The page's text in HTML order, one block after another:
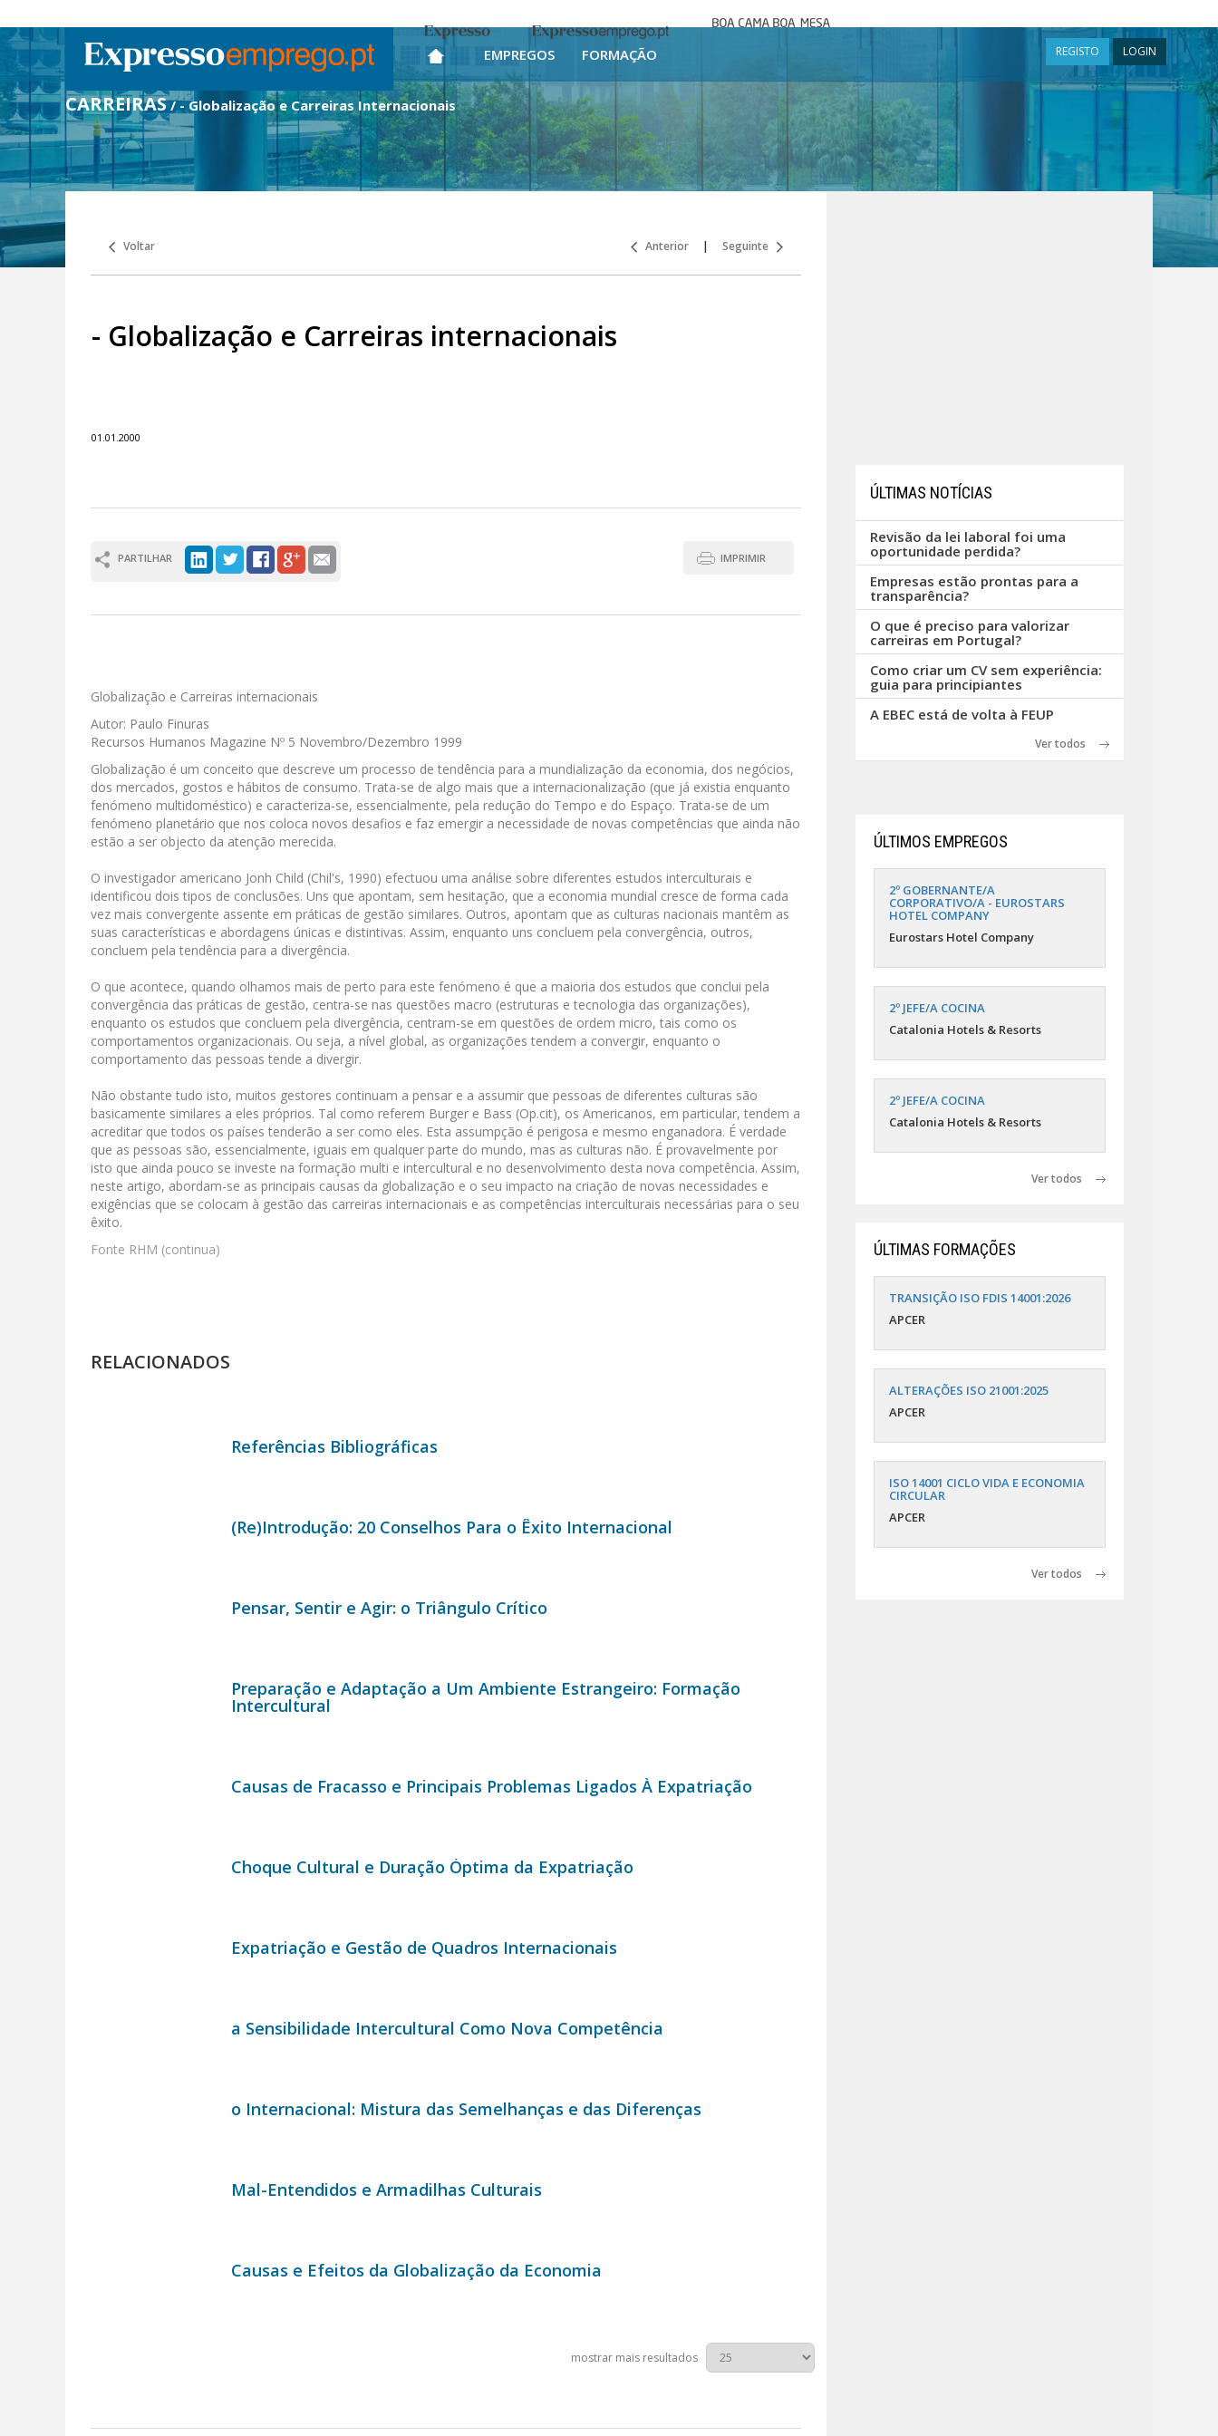
Expresso Expresso Emprego
mesa
EMPREGOS FORMAÇÃO REGISTO LOGIN
CARREIRAS / - Globalização e Carreiras Internacionais
Voltar Anterior | Seguinte
- Globalização e Carreiras internacionais
01.01.2000
PARTILHAR IMPRIMIR
Globalização e Carreiras internacionais
Autor: Paulo Finuras
Recursos Humanos Magazine Nº 5 Novembro/Dezembro 1999
Globalização é um conceito que descreve um processo de tendência para a mundialização da economia, dos negócios,
dos mercados, gostos e hábitos de consumo. Trata-se de algo mais que a internacionalização (que já existia enquanto
fenómeno multidoméstico) e caracteriza-se, essencialmente, pela redução do Tempo e do Espaço. Trata-se de um
fenómeno planetário que nos coloca novos desafios e faz emergir a necessidade de novas competências que ainda não
estão a ser objecto da atenção merecida.
O investigador americano Jonh Child (Chil's, 1990) efectuou uma análise sobre diferentes estudos interculturais e
identificou dois tipos de conclusões. Uns que apontam, sem hesitação, que a economia mundial cresce de forma cada
vez mais convergente assente em práticas de gestão similares. Outros, apontam que as culturas nacionais mantêm as
suas características e abordagens únicas e distintivas. Assim, enquanto uns concluem pela convergência, outros,
concluem pela tendência para a divergência.
O que acontece, quando olhamos mais de perto para este fenómeno é que a maioria dos estudos que conclui pela
convergência das práticas de gestão, centra-se nas questões macro (estruturas e tecnologia das organizações),
enquanto os estudos que concluem pela divergência, centram-se em questões de ordem micro, tais como os
comportamentos organizacionais. Ou seja, a nível global, as organizações tendem a convergir, enquanto o
comportamento das pessoas tende a divergir.
Não obstante tudo isto, muitos gestores continuam a pensar e a assumir que pessoas de diferentes culturas são
basicamente similares a eles próprios. Tal como referem Burger e Bass (Op.cit), os Americanos, em particular, tendem a
acreditar que todos os países tenderão a ser como eles. Esta assumpção é perigosa e mesmo enganadora. É verdade
que as pessoas são, essencialmente, iguais em qualquer parte do mundo, mas as culturas não. É provavelmente por
isto que ainda pouco se investe na formação multi e intercultural e no desenvolvimento desta nova competência. Assim,
neste artigo, abordam-se as principais causas da globalização e o seu impacto na criação de novas necessidades e
exigências que se colocam à gestão das carreiras internacionais e as competências interculturais necessárias para o seu
êxito.
Fonte RHM (continua)
RELACIONADOS
Referências Bibliográficas
(Re)Introdução: 20 Conselhos Para o Êxito Internacional
Pensar, Sentir e Agir: o Triângulo Crítico
Preparação e Adaptação a Um Ambiente Estrangeiro: Formação
Intercultural
Causas de Fracasso e Principais Problemas Ligados À Expatriação
Choque Cultural e Duração Óptima da Expatriação
Expatriação e Gestão de Quadros Internacionais
a Sensibilidade Intercultural Como Nova Competência
o Internacional: Mistura das Semelhanças e das Diferenças
Mal-Entendidos e Armadilhas Culturais
Causas e Efeitos da Globalização da Economia
mostrar mais resultados
ÚLTIMAS NOTÍCIAS
Revisão da lei laboral foi uma
oportunidade perdida?
Empresas estão prontas para a
transparência?
O que é preciso para valorizar
carreiras em Portugal?
Como criar um CV sem experiência:
guia para principiantes
A EBEC está de volta à FEUP
Ver todos
ÚLTIMOS EMPREGOS
2º GOBERNANTE/A
CORPORATIVO/A - EUROSTARS
HOTEL COMPANY
Eurostars Hotel Company
2º JEFE/A COCINA
Catalonia Hotels & Resorts
2º JEFE/A COCINA
Catalonia Hotels & Resorts
Ver todos
ÚLTIMAS FORMAÇÕES
TRANSIÇÃO ISO FDIS 14001:2026
APCER
ALTERAÇÕES ISO 21001:2025
APCER
ISO 14001 CICLO VIDA E ECONOMIA
CIRCULAR
APCER
Ver todos